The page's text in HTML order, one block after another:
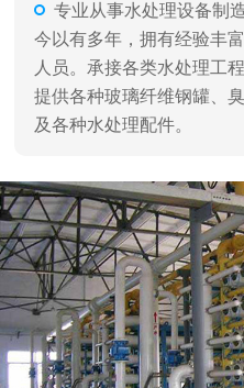
专业从事水处理设备制
今以有多年，拥有经验丰
人员。承接各类水处理工
提供各种玻璃纤维钢罐、
及各种水处理配件。